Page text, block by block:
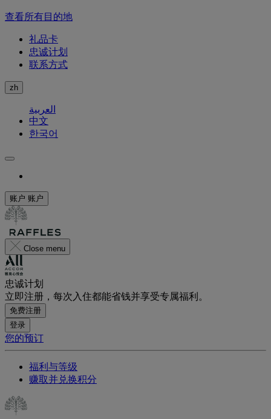
查看所有目的地
礼品卡
忠诚计划
联系方式
zh
العربية
中文
한국어
账户 账户
Close menu
忠诚计划
立即注册，每次入住都能省钱并享受专属福利。
免费注册
登录
您的预订
福利与等级
赚取并兑换积分